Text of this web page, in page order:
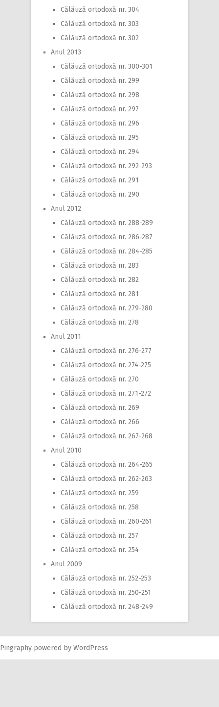
Călăuză ortodoxă nr. 304
Călăuză ortodoxă nr. 303
Călăuză ortodoxă nr. 302
Anul 2013
Călăuză ortodoxă nr. 300-301
Călăuză ortodoxă nr. 299
Călăuză ortodoxă nr. 298
Călăuză ortodoxă nr. 297
Călăuză ortodoxă nr. 296
Călăuză ortodoxă nr. 295
Călăuză ortodoxă nr. 294
Călăuză ortodoxă nr. 292-293
Călăuză ortodoxă nr. 291
Călăuză ortodoxă nr. 290
Anul 2012
Călăuză ortodoxă nr. 288-289
Călăuză ortodoxă nr. 286-287
Călăuză ortodoxă nr. 284-285
Călăuză ortodoxă nr. 283
Călăuză ortodoxă nr. 282
Călăuză ortodoxă nr. 281
Călăuză ortodoxă nr. 279-280
Călăuză ortodoxă nr. 278
Anul 2011
Călăuză ortodoxă nr. 276-277
Călăuză ortodoxă nr. 274-275
Călăuză ortodoxă nr. 270
Călăuză ortodoxă nr. 271-272
Călăuză ortodoxă nr. 269
Călăuză ortodoxă nr. 266
Călăuză ortodoxă nr. 267-268
Anul 2010
Călăuză ortodoxă nr. 264-265
Călăuză ortodoxă nr. 262-263
Călăuză ortodoxă nr. 259
Călăuză ortodoxă nr. 258
Călăuză ortodoxă nr. 260-261
Călăuză ortodoxă nr. 257
Călăuză ortodoxă nr. 254
Anul 2009
Călăuză ortodoxă nr. 252-253
Călăuză ortodoxă nr. 250-251
Călăuză ortodoxă nr. 248-249
Pingraphy powered by WordPress